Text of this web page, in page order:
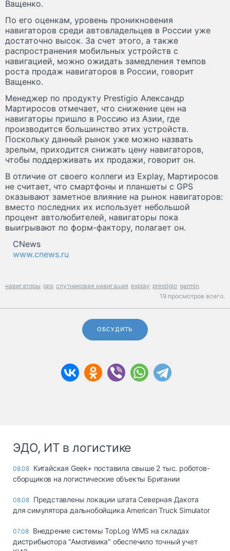
Ващенко.
По его оценкам, уровень проникновения
навигаторов среди автовладельцев в России уже
достаточно высок. За счет этого, а также
распространения мобильных устройств с
навигацией, можно ожидать замедления темпов
роста продаж навигаторов в России, говорит
Ващенко.
Менеджер по продукту Prestigio Александр
Мартиросов отмечает, что снижение цен на
навигаторы пришло в Россию из Азии, где
производится большинство этих устройств.
Поскольку данный рынок уже можно назвать
зрелым, приходится снижать цену навигаторов,
чтобы поддерживать их продажи, говорит он.
В отличие от своего коллеги из Explay, Мартиросов
не считает, что смартфоны и планшеты с GPS
оказывают заметное влияние на рынок навигаторов:
вместо последних их использует небольшой
процент автолюбителей, навигаторы пока
выигрывают по форм-фактору, полагает он.
CNews
www.cnews.ru
навигаторы gps спутниковая навигация explay prestigio garmin
19 просмотров всего.
ОБСУДИТЬ
ЭДО, ИТ в логистике
08.08 Китайская Geek+ поставила свыше 2 тыс. роботов-
сборщиков на логистические объекты Британии
08.08 Представлены локации штата Северная Дакота
для симулятора дальнобойщика American Truck Simulator
07.08 Внедрение системы TopLog WMS на складах
дистрибьютора "Амотивика" обеспечило точный учет